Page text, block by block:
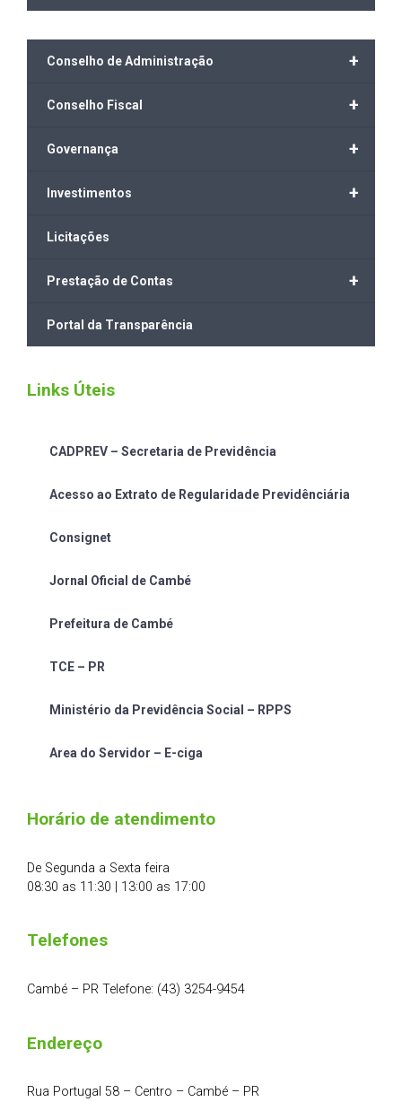
+
Conselho de Administração
+
Conselho Fiscal
+
Governança
+
Investimentos
Licitações
+
Prestação de Contas
Portal da Transparência
Links Úteis
CADPREV – Secretaria de Previdência
Acesso ao Extrato de Regularidade Previdênciária
Consignet
Jornal Oficial de Cambé
Prefeitura de Cambé
TCE – PR
Ministério da Previdência Social – RPPS
Area do Servidor – E-ciga
Horário de atendimento
De Segunda a Sexta feira
08:30 as 11:30 | 13:00 as 17:00
Telefones
Cambé – PR Telefone: (43) 3254-9454
Endereço
Rua Portugal 58 – Centro – Cambé – PR